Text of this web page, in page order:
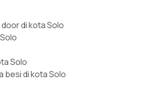
di kota Solo
Solo
besi di kota Solo